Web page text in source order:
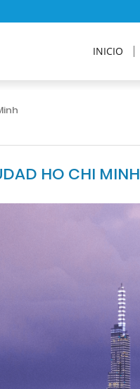
INICIO
HO CHI MINH